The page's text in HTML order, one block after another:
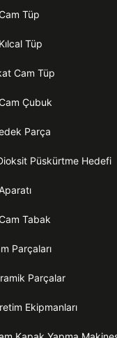
Tüp
Tüp
Cam Tüp
Çubuk
Parça
Püskürtme Hedefi
Tabak
Parçaları
Parçalar
Ekipmanları